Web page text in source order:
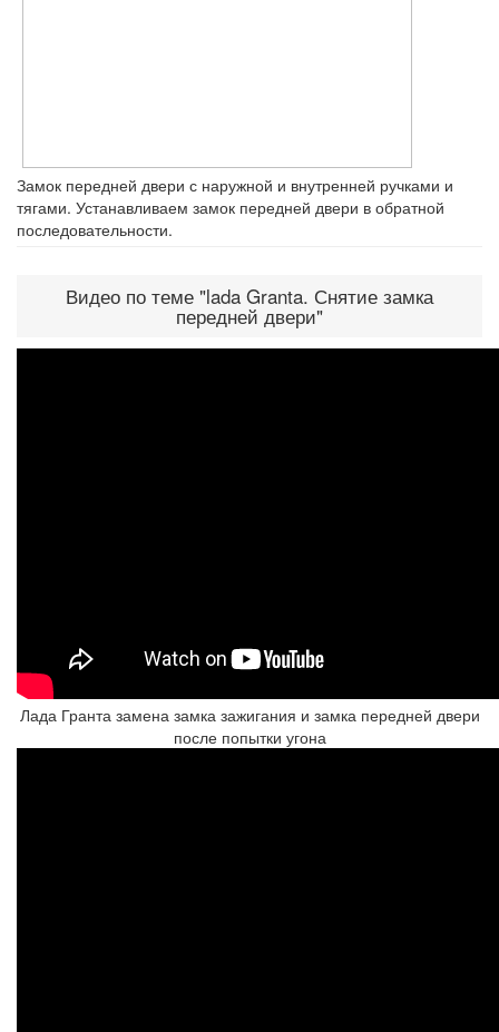
Замок передней двери с наружной и внутренней ручками и
тягами. Устанавливаем замок передней двери в обратной
последовательности.
Видео по теме "lada Granta. Снятие замка
передней двери"
Лада Гранта замена замка зажигания и замка передней двери
после попытки угона